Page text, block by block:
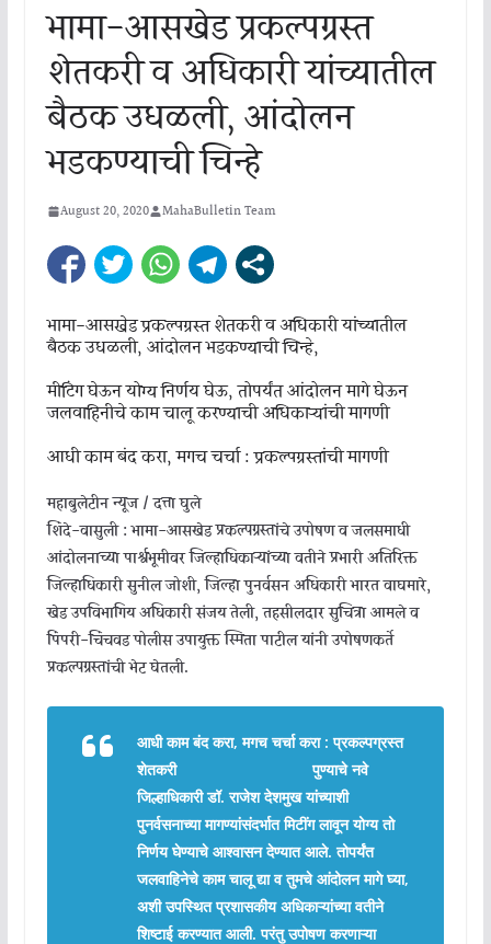
भामा-आसखेड प्रकल्पग्रस्त
शेतकरी व अधिकारी यांच्यातील
बैठक उधळली, आंदोलन
भडकण्याची चिन्हे
August 20, 2020 MahaBulletin Team
भामा-आसखेड प्रकल्पग्रस्त शेतकरी व अधिकारी यांच्यातील
बैठक उधळली, आंदोलन भडकण्याची चिन्हे,
मीटिंग घेऊन योग्य निर्णय घेऊ, तोपर्यंत आंदोलन मागे घेऊन
जलवाहिनीचे काम चालू करण्याची अधिकाऱ्यांची मागणी
आधी काम बंद करा, मगच चर्चा : प्रकल्पग्रस्तांची मागणी
महाबुलेटीन न्यूज / दत्ता घुले
शिंदे-वासुली : भामा-आसखेड प्रकल्पग्रस्तांचे उपोषण व जलसमाधी
आंदोलनाच्या पार्श्वभूमीवर जिल्हाधिकाऱ्यांच्या वतीने प्रभारी अतिरिक्त
जिल्हाधिकारी सुनील जोशी, जिल्हा पुनर्वसन अधिकारी भारत वाघमारे,
खेड उपविभागिय अधिकारी संजय तेली, तहसीलदार सुचित्रा आमले व
पिंपरी-चिंचवड पोलीस उपायुक्त स्मिता पाटील यांनी उपोषणकर्ते
प्रकल्पग्रस्तांची भेट घेतली.
आधी काम बंद करा, मगच चर्चा करा : प्रकल्पग्रस्त
शेतकरी
पुण्याचे नवे
जिल्हाधिकारी डॉ. राजेश देशमुख यांच्याशी
पुनर्वसनाच्या मागण्यांसंदर्भात मिटींग लावून योग्य तो
निर्णय घेण्याचे आश्वासन देण्यात आले. तोपर्यंत
जलवाहिनेचे काम चालू द्या व तुमचे आंदोलन मागे घ्या,
अशी उपस्थित प्रशासकीय अधिकाऱ्यांच्या वतीने
शिष्टाई करण्यात आली. परंतु उपोषण करणाऱ्या